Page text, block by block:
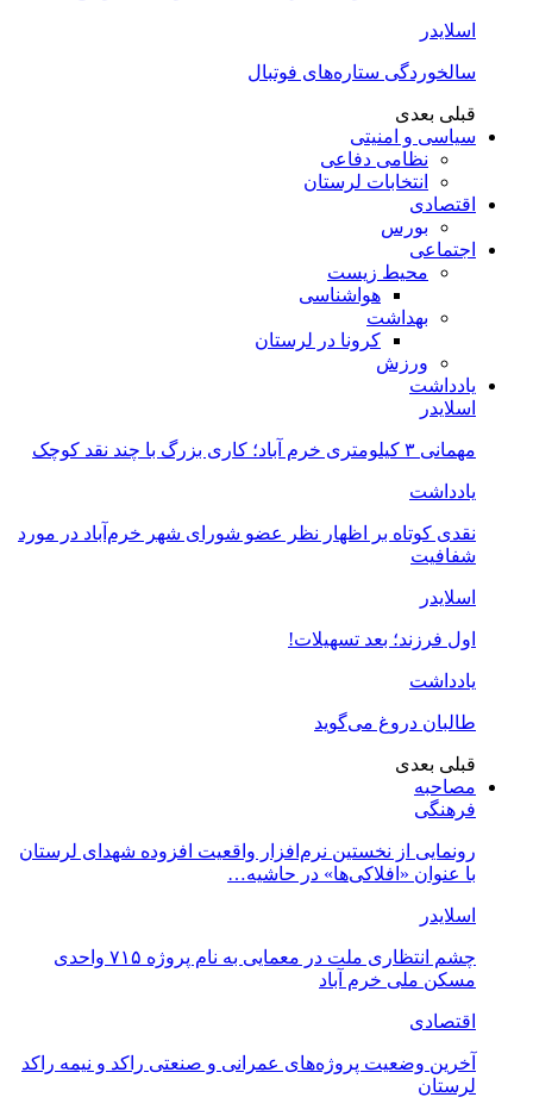
اسلایدر
سالخوردگی ستاره‌های فوتبال
قبلی بعدی
سیاسی و امنیتی
نظامی دفاعی
انتخابات لرستان
اقتصادی
بورس
اجتماعی
محیط زیست
هواشناسی
بهداشت
کرونا در لرستان
ورزش
یادداشت
اسلایدر
مهمانی ۳ کیلومتری خرم آباد؛ کاری بزرگ با چند نقد کوچک
یادداشت
نقدی کوتاه بر اظهار نظر عضو شورای شهر خرم‌آباد در مورد
شفافیت
اسلایدر
اول فرزند؛ بعد تسهیلات!
یادداشت
طالبان دروغ می‌گوید
قبلی بعدی
مصاحبه
فرهنگی
رونمایی از نخستین نرم‌افزار واقعیت افزوده شهدای لرستان
با عنوان «افلاکی‌ها» در حاشیه…
اسلایدر
چشم انتظاری ملت در معمایی به نام پروژه ۷۱۵ واحدی
مسکن ملی خرم آباد
اقتصادی
آخرین وضعیت پروژه‌های عمرانی و صنعتی راکد و نیمه راکد
لرستان